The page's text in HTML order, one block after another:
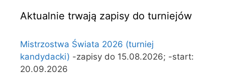
Aktualnie trwają zapisy do turniejów
Mistrzostwa Świata 2026 (turniej
kandydacki) -zapisy do 15.08.2026; -start:
20.09.2026